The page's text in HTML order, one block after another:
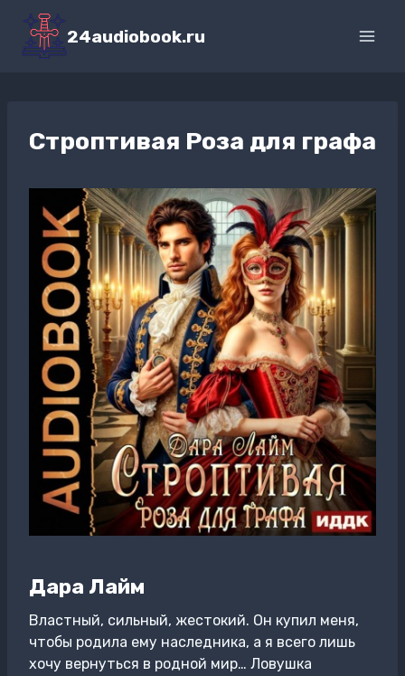
Перейти
содержимому
24audiobook.ru
Строптивая Роза для графа
Дара Лайм
Властный, сильный, жестокий. Он купил меня,
чтобы родила ему наследника, а я всего лишь
хочу вернуться в родной мир… Ловушка